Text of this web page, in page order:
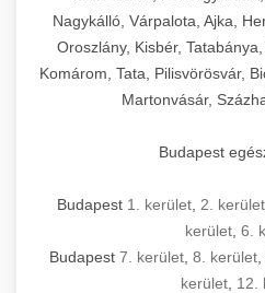
Nagykálló, Várpalota, Ajka,
Oroszlány, Kisbér,
Komárom, Tata, Pilisvörösvár,
Martonvásár,
Budapest
Budapest 1. kerület 2. kerület
kerület 6.
Budapest 7. kerület, 8. kerület,
kerület 12.